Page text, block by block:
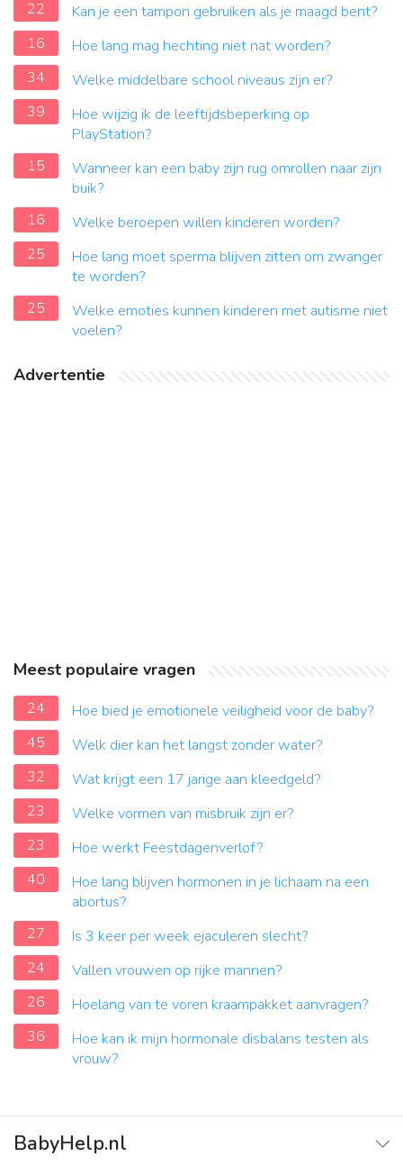
22
Kan je een tampon gebruiken als je maagd bent?
16
Hoe lang mag hechting niet nat worden?
34
Welke middelbare school niveaus zijn er?
39
Hoe wijzig ik de leeftijdsbeperking op
PlayStation?
15
Wanneer kan een baby zijn rug omrollen naar zijn
buik?
16
Welke beroepen willen kinderen worden?
25
Hoe lang moet sperma blijven zitten om zwanger
te worden?
25
Welke emoties kunnen kinderen met autisme niet
voelen?
Advertentie
Meest populaire vragen
24
Hoe bied je emotionele veiligheid voor de baby?
45
Welk dier kan het langst zonder water?
32
Wat krijgt een 17 jarige aan kleedgeld?
23
Welke vormen van misbruik zijn er?
23
Hoe werkt Feestdagenverlof?
40
Hoe lang blijven hormonen in je lichaam na een
abortus?
27
Is 3 keer per week ejaculeren slecht?
24
Vallen vrouwen op rijke mannen?
26
Hoelang van te voren kraampakket aanvragen?
36
Hoe kan ik mijn hormonale disbalans testen als
vrouw?
BabyHelp.nl